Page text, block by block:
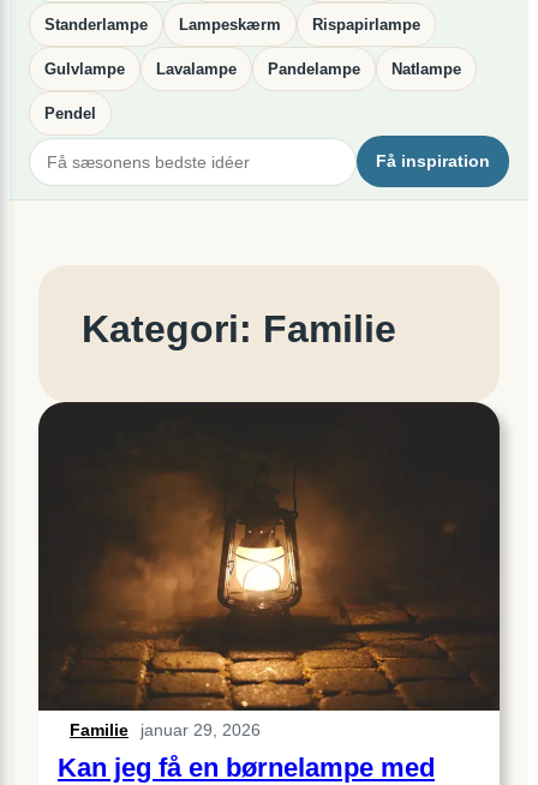
Standerlampe Lampeskærm Rispapirlampe
Gulvlampe Lavalampe Pandelampe Natlampe
Pendel
Få inspiration
Kategori: Familie
Familie januar 29, 2026
Kan jeg få en børnelampe med